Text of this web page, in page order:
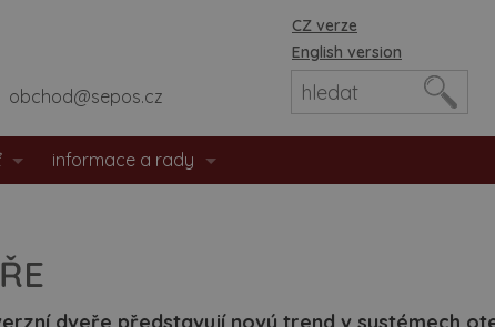
obchod@sepos.cz
CZ verze
English version
informace a rady
praktické rady
dveře představují nový trend v systémech